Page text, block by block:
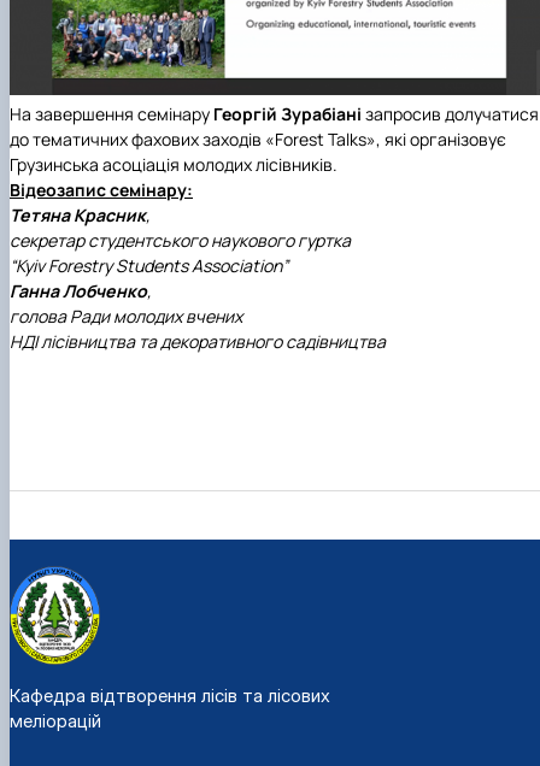
На завершення семінару Георгій Зурабіані запросив долучатися
до тематичних фахових заходів «Forest Talks», які організовує
Грузинська асоціація молодих лісівників.
Відеозапис семінару:
Тетяна Красник,
секретар студентського наукового гуртка
“Kyiv Forestry Students Association”
Ганна Лобченко,
голова Ради молодих вчених
НДІ лісівництва та декоративного садівництва
Кафедра відтворення лісів та лісових
меліорацій